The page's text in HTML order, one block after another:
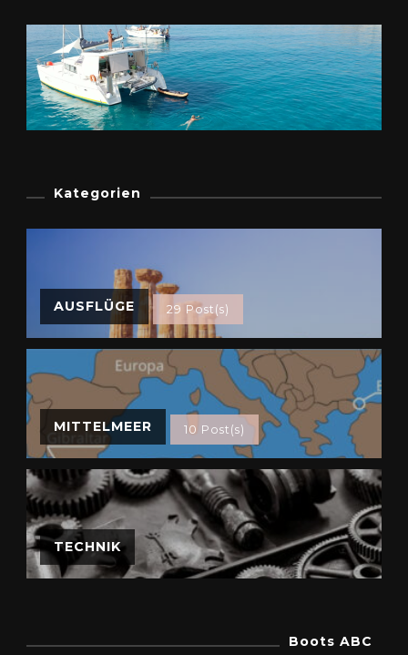
Kategorien
AUSFLÜGE 29 Post(s)
MITTELMEER 10 Post(s)
TECHNIK
Boots ABC